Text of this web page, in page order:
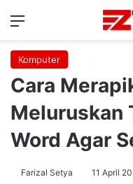
Menu
Komputer
Cara
Meluruskan
Word Agar
Farizal Setya 11 April